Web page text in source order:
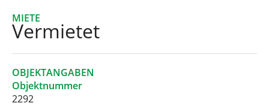
MIETE
Vermietet
OBJEKTANGABEN
Objektnummer
2292